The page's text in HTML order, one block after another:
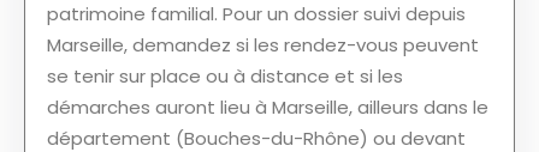
patrimoine familial. Pour un dossier suivi depuis
Marseille, demandez si les rendez-vous peuvent
se tenir sur place ou à distance et si les
démarches auront lieu à Marseille, ailleurs dans le
département (Bouches-du-Rhône) ou devant